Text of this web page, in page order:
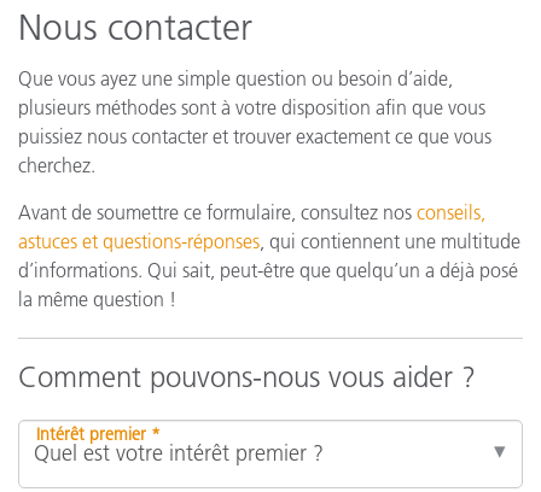
Nous contacter
Que vous ayez une simple question ou besoin d’aide,
plusieurs méthodes sont à votre disposition afin que vous
puissiez nous contacter et trouver exactement ce que vous
cherchez.
Avant de soumettre ce formulaire, consultez nos conseils,
astuces et questions-réponses, qui contiennent une multitude
d’informations. Qui sait, peut-être que quelqu’un a déjà posé
la même question !
Comment pouvons-nous vous aider ?
Intérêt premier *